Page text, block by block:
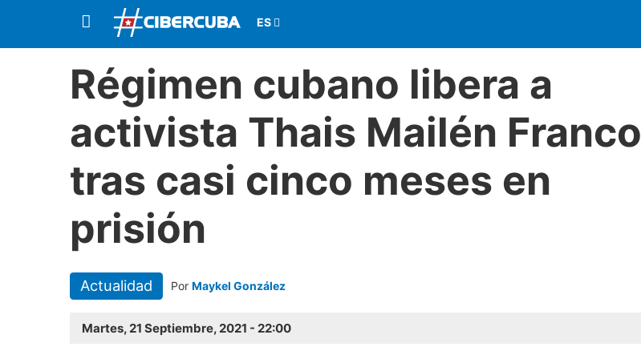
Régimen cubano libera a
activista Thais Mailén Franco
tras casi cinco meses en
prisión
Actualidad Por Maykel González
Martes, 21 Septiembre, 2021 - 22:00